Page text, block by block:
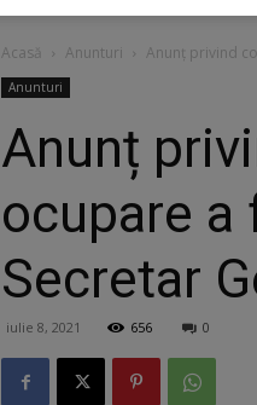
Acasă Anunturi Anunț privind
Anunturi
Anunț
ocupare a
Secretar
iulie 8, 2021 656 0